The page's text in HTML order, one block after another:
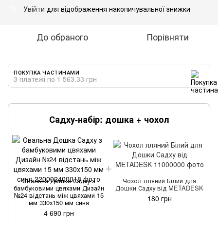
Увійти для відображення накопичувальної знижки
До обраного Порівняти
ПОКУПКА ЧАСТИНАМИ
3 платежі по 1 563.33 грн
Садху-набір: дошка + чохол
Овальна Дошка Садху з
бамбуковими цвяхами Дизайн
№24 відстань між цвяхами 15
мм 330х150 мм синя
4 690 грн
Чохол лляний Білий для
Дошки Садху від METADESK
180 грн